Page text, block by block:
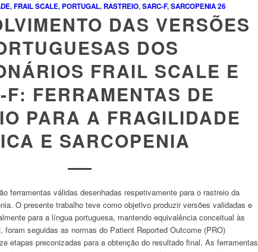
,FRAIL SCALE,PORTUGAL, RASTREIO,SARC-F,SARCOPENIA26
DAS VERSÕES
DOS
FRAIL SCALE E
F: FERRAMENTAS DE
PARA A FRAGILIDADE
E SARCOPENIA
ferramentas válidas desenhadas respetivamente para o rastreio da
O presente trabalho teve como objetivo produzir versões validadas e
para a língua portuguesa, mantendo equivalência conceitual às
foram seguidas as normas do Patient Reported Outcome (PRO)
etapas preconizadas para a obtenção do resultado final. As ferramentas